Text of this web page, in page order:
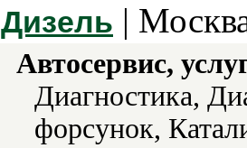
Дизель |
Автосервис,
Диагностика,
форсунок,